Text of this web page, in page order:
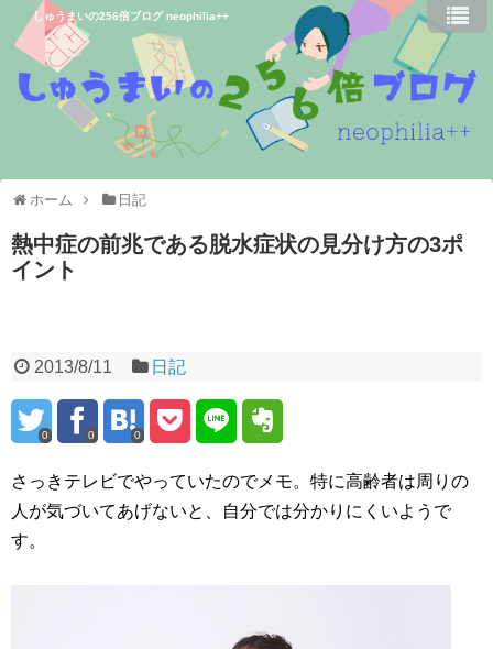
しゅうまいの256倍ブログ neophilia++
ホーム 日記
熱中症の前兆である脱水症状の見分け方の3ポ
イント
2013/8/11 日記
0 0 0
さっきテレビでやっていたのでメモ。特に高齢者は周りの
人が気づいてあげないと、自分では分かりにくいようで
す。